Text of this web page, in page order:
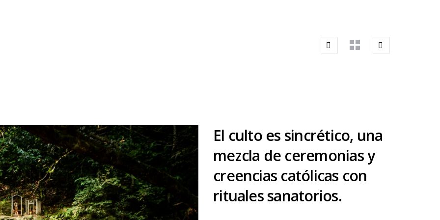
El culto es sincrético, una
mezcla de ceremonias y
creencias católicas con
rituales sanatorios.